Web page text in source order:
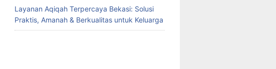
Layanan Aqiqah Terpercaya Bekasi: Solusi
Praktis, Amanah & Berkualitas untuk Keluarga